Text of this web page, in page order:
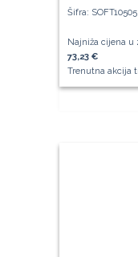
Šifra: SOFT10505
Najniža cijena u
73,23 €
Trenutna akcija